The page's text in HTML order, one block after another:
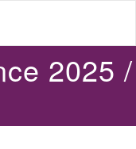
2025 /